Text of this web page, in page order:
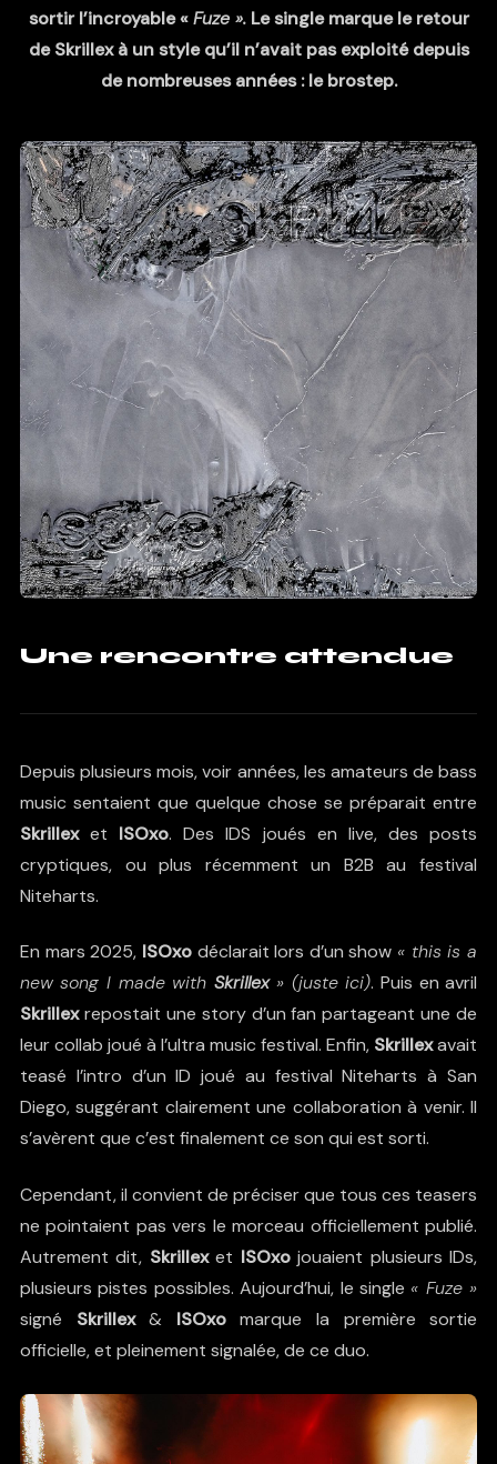
sortir l’incroyable «Fuze ».Le single marque le retour
de Skrillex à un style qu’il n’avait pas exploité depuis
de nombreuses années : le brostep.
Une rencontre attendue
Depuis plusieurs mois, voir années, les amateurs de bass
music sentaient que quelque chose se préparait entre
Skrillexet ISOxo. Des IDS joués en live, des posts
cryptiques, ou plus récemment un B2B au festival
Niteharts.
En mars 2025, ISOxodéclarait lors d’un show « this is a
new song I made with Skrillex» (juste ici). Puis en avril
Skrillexrepostait une story d’un fan partageant une de
leur collab joué à l’ultra music festival. Enfin, Skrillexavait
teasé l’intro d’un ID joué au festival Niteharts à San
Diego, suggérant clairement une collaboration à venir. Il
s’avèrent que c’est finalement ce son qui est sorti.
Cependant, il convient de préciser que tous ces teasers
ne pointaient pas vers le morceau officiellement publié.
Autrement dit, Skrillexet ISOxojouaient plusieurs IDs,
plusieurs pistes possibles. Aujourd’hui, le single « Fuze »
signé Skrillex& ISOxomarque la première sortie
officielle, et pleinement signalée, de ce duo.